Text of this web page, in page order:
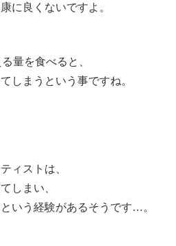
に良くないですよ。
量を食べると、
しまうという事ですね。
ィストは、
しまい、
いう経験があるそうです…。